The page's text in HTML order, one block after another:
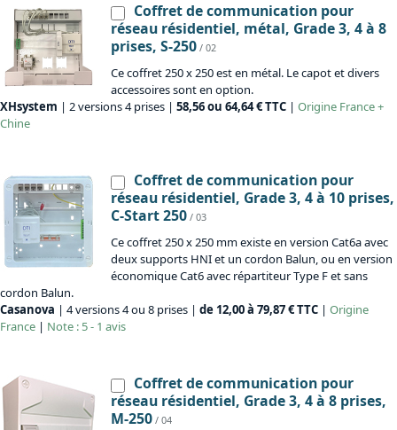
Coffret de communication pour
réseau résidentiel, métal, Grade 3, 4 à 8
prises, S-250 / 02
Ce coffret 250 x 250 est en métal. Le capot et divers
accessoires sont en option.
XHsystem | 2 versions 4 prises | 58,56 ou 64,64 € TTC | Origine France +
Chine
Coffret de communication pour
réseau résidentiel, Grade 3, 4 à 10 prises,
C-Start 250 / 03
Ce coffret 250 x 250 mm existe en version Cat6a avec
deux supports HNI et un cordon Balun, ou en version
économique Cat6 avec répartiteur Type F et sans
cordon Balun.
Casanova | 4 versions 4 ou 8 prises | de 12,00 à 79,87 € TTC | Origine
France | Note : 5 - 1 avis
Coffret de communication pour
réseau résidentiel, Grade 3, 4 à 8 prises,
M-250 / 04